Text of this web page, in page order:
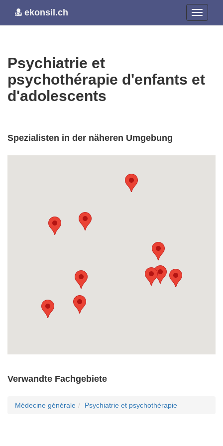
ekonsil.ch
Psychiatrie et
psychothérapie d'enfants et
d'adolescents
Spezialisten in der näheren Umgebung
Verwandte Fachgebiete
Médecine générale Psychiatrie et psychothérapie